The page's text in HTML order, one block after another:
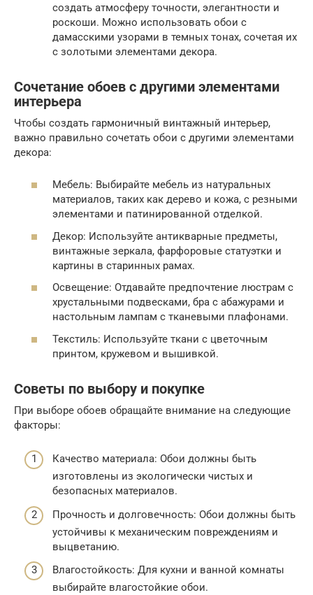
создать атмосферу точности, элегантности и
роскоши. Можно использовать обои с
дамасскими узорами в темных тонах, сочетая их
с золотыми элементами декора.
Сочетание обоев с другими элементами
интерьера
Чтобы создать гармоничный винтажный интерьер,
важно правильно сочетать обои с другими элементами
декора:
Мебель: Выбирайте мебель из натуральных
материалов, таких как дерево и кожа, с резными
элементами и патинированной отделкой.
Декор: Используйте антикварные предметы,
винтажные зеркала, фарфоровые статуэтки и
картины в старинных рамах.
Освещение: Отдавайте предпочтение люстрам с
хрустальными подвесками, бра с абажурами и
настольным лампам с тканевыми плафонами.
Текстиль: Используйте ткани с цветочным
принтом, кружевом и вышивкой.
Советы по выбору и покупке
При выборе обоев обращайте внимание на следующие
факторы:
Качество материала: Обои должны быть
изготовлены из экологически чистых и
безопасных материалов.
Прочность и долговечность: Обои должны быть
устойчивы к механическим повреждениям и
выцветанию.
Влагостойкость: Для кухни и ванной комнаты
выбирайте влагостойкие обои.